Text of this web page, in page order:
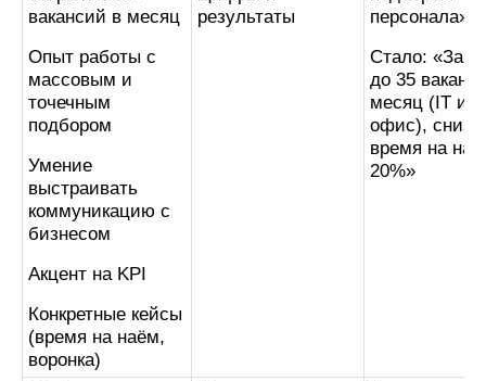
вакансий в месяц
Опыт работы с
массовым и
точечным
подбором
Умение
выстраивать
коммуникацию с
бизнесом
Акцент на KPI
Конкретные кейсы
(время на наём,
воронка)
результаты
персонала»
Стало:
до 35
месяц (IT и
офис),
время на
20%»